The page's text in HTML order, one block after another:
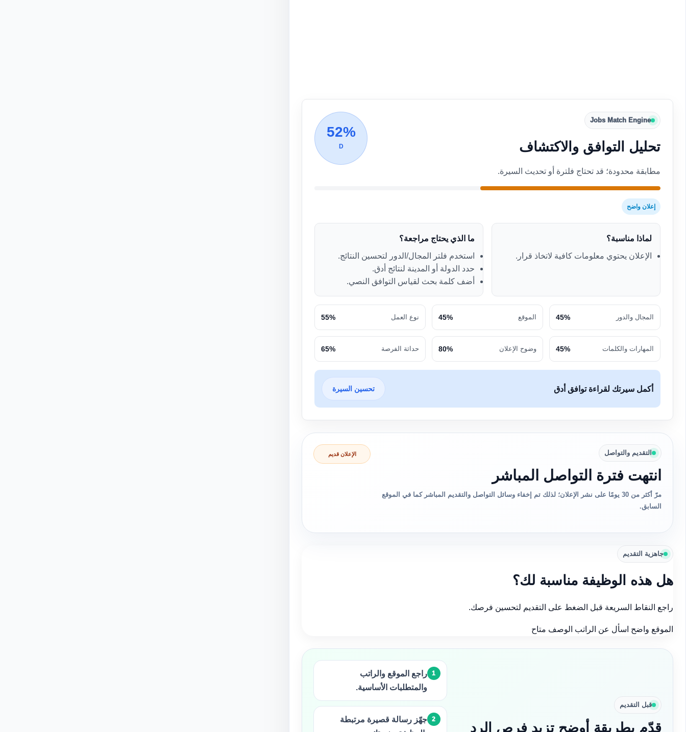
Jobs Match Engine
تحليل التوافق والاكتشاف
مطابقة محدودة؛ قد تحتاج فلترة أو تحديث السيرة.
52%
D
إعلان واضح
لماذا مناسبة؟
الإعلان يحتوي معلومات كافية لاتخاذ قرار.
ما الذي يحتاج مراجعة؟
استخدم فلتر المجال/الدور لتحسين النتائج.
حدد الدولة أو المدينة لنتائج أدق.
أضف كلمة بحث لقياس التوافق النصي.
المجال والدور 45% الموقع 45% نوع العمل 55%
المهارات والكلمات 45% وضوح الإعلان 80% حداثة الفرصة 65%
أكمل سيرتك لقراءة توافق أدق تحسين السيرة
التقديم والتواصل
انتهت فترة التواصل المباشر
مرّ أكثر من 30 يومًا على نشر الإعلان؛ لذلك تم إخفاء وسائل التواصل والتقديم المباشر كما في الموقع
السابق.
الإعلان قديم
جاهزية التقديم
هل هذه الوظيفة مناسبة لك؟
راجع النقاط السريعة قبل الضغط على التقديم لتحسين فرصك.
الموقع واضح اسأل عن الراتب الوصف متاح
قبل التقديم
قدّم بطريقة أوضح تزيد فرص الرد
راجع الموقع والراتب
والمتطلبات الأساسية.
جهّز رسالة قصيرة مرتبطة